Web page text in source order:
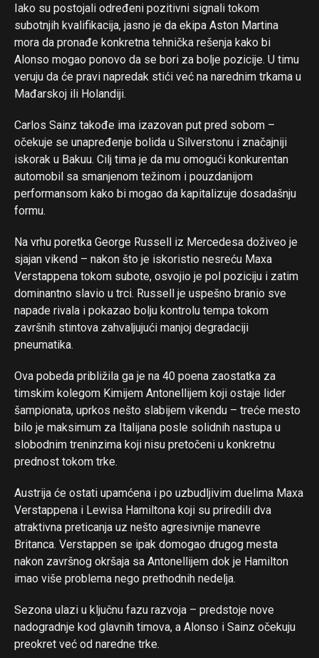
Iako su postojali određeni pozitivni signali tokom
subotnjih kvalifikacija, jasno je da ekipa Aston Martina
mora da pronađe konkretna tehnička rešenja kako bi
Alonso mogao ponovo da se bori za bolje pozicije. U timu
veruju da će pravi napredak stići već na narednim trkama u
Mađarskoj ili Holandiji.
Carlos Sainz takođe ima izazovan put pred sobom –
očekuje se unapređenje bolida u Silverstonu i značajniji
iskorak u Bakuu. Cilj tima je da mu omogući konkurentan
automobil sa smanjenom težinom i pouzdanijom
performansom kako bi mogao da kapitalizuje dosadašnju
formu.
Na vrhu poretka George Russell iz Mercedesa doživeo je
sjajan vikend – nakon što je iskoristio nesreću Maxa
Verstappena tokom subote, osvojio je pol poziciju i zatim
dominantno slavio u trci. Russell je uspešno branio sve
napade rivala i pokazao bolju kontrolu tempa tokom
završnih stintova zahvaljujući manjoj degradaciji
pneumatika.
Ova pobeda približila ga je na 40 poena zaostatka za
timskim kolegom Kimijem Antonellijem koji ostaje lider
šampionata, uprkos nešto slabijem vikendu – treće mesto
bilo je maksimum za Italijana posle solidnih nastupa u
slobodnim treninzima koji nisu pretočeni u konkretnu
prednost tokom trke.
Austrija će ostati upamćena i po uzbudljivim duelima Maxa
Verstappena i Lewisa Hamiltona koji su priredili dva
atraktivna preticanja uz nešto agresivnije manevre
Britanca. Verstappen se ipak domogao drugog mesta
nakon završnog okršaja sa Antonellijem dok je Hamilton
imao više problema nego prethodnih nedelja.
Sezona ulazi u ključnu fazu razvoja – predstoje nove
nadogradnje kod glavnih timova, a Alonso i Sainz očekuju
preokret već od naredne trke.